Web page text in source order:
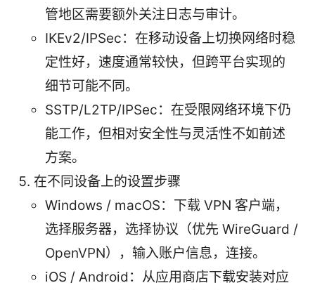
管地区需要额外关注日志与审计。
IKEv2/IPSec：在移动设备上切换网络时稳
定性好，速度通常较快，但跨平台实现的
细节可能不同。
SSTP/L2TP/IPSec：在受限网络环境下仍
能工作，但相对安全性与灵活性不如前述
方案。
在不同设备上的设置步骤
Windows / macOS：下载 VPN 客户端，
选择服务器，选择协议（优先 WireGuard /
OpenVPN），输入账户信息，连接。
iOS / Android：从应用商店下载安装对应